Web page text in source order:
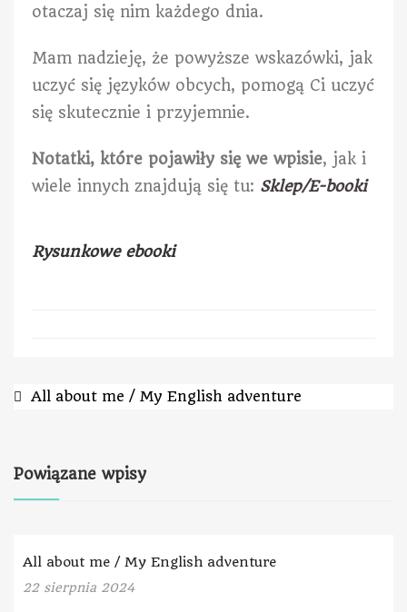
otaczaj się nim każdego dnia.
Mam nadzieję, że powyższe wskazówki, jak
uczyć się języków obcych, pomogą Ci uczyć
się skutecznie i przyjemnie.
Notatki, które pojawiły się we wpisie, jak i
wiele innych znajdują się tu: Sklep/E-booki
Rysunkowe ebooki
All about me / My English adventure
Powiązane wpisy
All about me / My English adventure
22 sierpnia 2024